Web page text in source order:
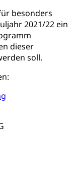
besonders
2021/22 ein
dieser
soll.
Erbe,